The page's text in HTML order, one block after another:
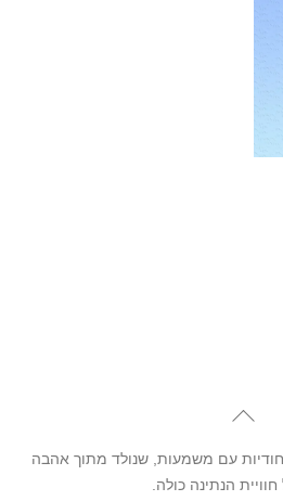
Back
Topעם משמעות, שנולד מתוך אהבה
הנתינה כולה.